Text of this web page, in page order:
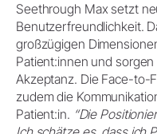
Seethrough Max setzt
Benutzerfreundlichkeit.
großzügigen
Patient:innen und
Akzeptanz. Die Face-to-
zudem die
Patient:in. “Die